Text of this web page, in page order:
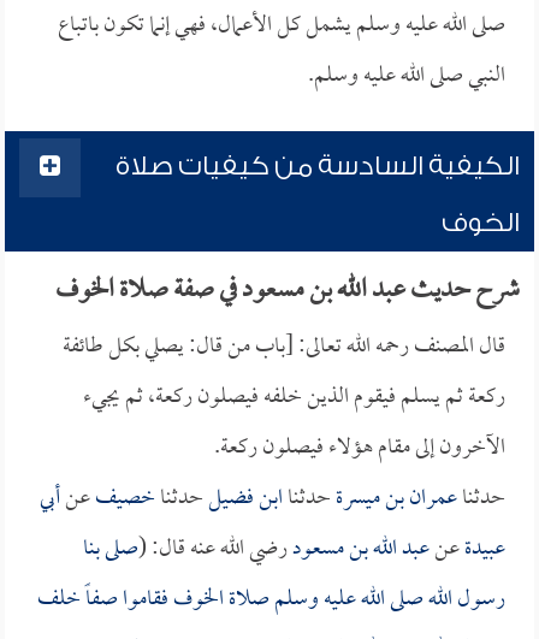
صلى الله عليه وسلم يشمل كل الأعمال، فهي إنما تكون باتباع
النبي صلى الله عليه وسلم.
الكيفية السادسة من كيفيات صلاة
الخوف
شرح حديث عبد الله بن مسعود في صفة صلاة الخوف
قال المصنف رحمه الله تعالى: [باب من قال: يصلي بكل طائفة
ركعة ثم يسلم فيقوم الذين خلفه فيصلون ركعة، ثم يجيء
الآخرون إلى مقام هؤلاء فيصلون ركعة.
حدثناعمران بن ميسرةحدثناابن فضيلحدثناخصيفعنأبي
عبيدةعنعبد الله بن مسعودرضي الله عنه قال: (صلى بنا
رسول الله صلى الله عليه وسلم صلاة الخوف فقاموا صفاً خلف